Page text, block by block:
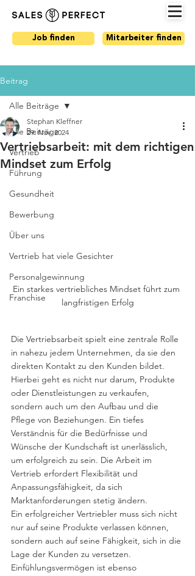
Job finden Mitarbeiter finden
Beitrag
Alle Beiträge
Vertrieb
Führung
Gesundheit
Bewerbung
Über uns
Vertrieb hat viele Gesichter
Personalgewinnung
Franchise
Alle Beiträge
Vertriebsarbeit: mit dem richtigen
Mindset zum Erfolg
Stephan Kleffner
29. Nov. 2024
Ein starkes vertriebliches Mindset führt zum
langfristigen Erfolg
Die Vertriebsarbeit spielt eine zentrale Rolle
in nahezu jedem Unternehmen, da sie den
direkten Kontakt zu den Kunden bildet.
Hierbei geht es nicht nur darum, Produkte
oder Dienstleistungen zu verkaufen,
sondern auch um den Aufbau und die
Pflege von Beziehungen. Ein tiefes
Verständnis für die Bedürfnisse und
Wünsche der Kundschaft ist unerlässlich,
um erfolgreich zu sein. Die Arbeit im
Vertrieb erfordert Flexibilität und
Anpassungsfähigkeit, da sich
Marktanforderungen stetig ändern.
Ein erfolgreicher Vertriebler muss sich nicht
nur auf seine Produkte verlassen können,
sondern auch auf seine Fähigkeit, sich in die
Lage der Kunden zu versetzen.
Einfühlungsvermögen ist ebenso